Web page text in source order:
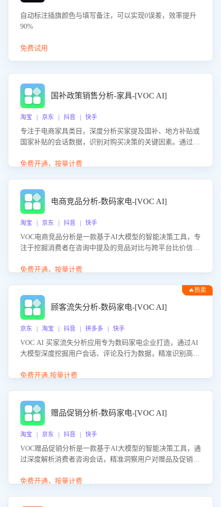
自动标注插旗颜色与填写备注，可以实现0误差，效率提升
90%
免费试用
国补政策销售分析-家具-[VOC AI]
淘宝 | 京东 | 抖音 | 快手
专注于电商家具类目，深度分析买家提及国补、地方补贴或
国家补贴的会话数据，识别对购买决策的关键因素。通过AI
化策略，助力商家利用国补政策提升GMV。
免费开通，按量计费
电商竞品分析-数码家电-[VOC AI]
淘宝 | 京东 | 抖音 | 快手
VOC电商竞品分析是一款基于AI大模型的智能决策工具，专
注于挖掘消费者在咨询中提及的竞品对比与跨平台比价信
商品信息，进行多维度交叉对比，并分析消费者的比价行
企业优化营销话术、突出产品与服务优势，有效提升咨询转
化率，避免陷入单纯价格竞争，实现精准扬长避短。
免费开通，按量计费
🔥热卖
顾客流失分析-数码家电-[VOC AI]
京东 | 淘宝 | 抖音 | 拼多多 | 快手
VOC AI 买家流失分析应用专为数码家电企业打造，通过AI
大模型深度挖掘用户会话、评论及行为数据，精准识别高流
应延迟、竞品价格冲击等。系统自动输出可落地的挽回策
免费开通,按量计费
赠品促销分析-数码家电-[VOC AI]
淘宝 | 京东 | 抖音 | 快手
VOC赠品促销分析是一款基于AI大模型的智能决策工具，通
过深度解析消费者咨询会话，精准洞察用户对赠品及促销政
销诉求，帮助企业制定个性化赠品组合策略，优化资源投放
免费开通，按量计费